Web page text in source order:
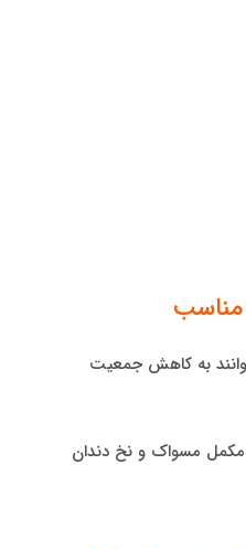
مناسب
به کاهش جمعیت
مکمل مسواک و نخ دندان